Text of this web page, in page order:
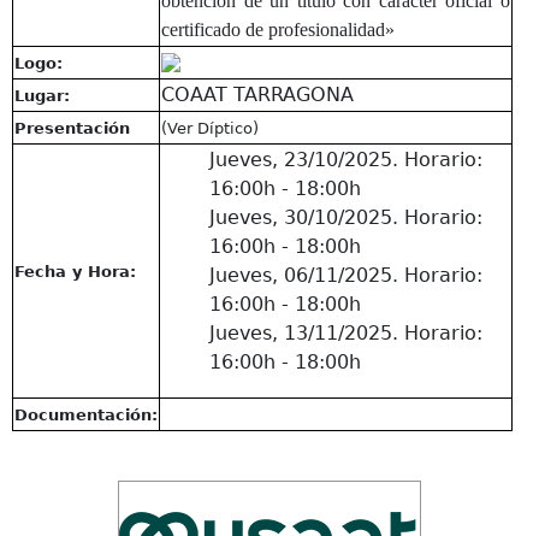
certificado de profesionalidad»
Logo:
Lugar:
COAAT TARRAGONA
Presentación (Ver Díptico)
Fecha y Hora:
Jueves, 23/10/2025. Horario:
16:00h - 18:00h
Jueves, 30/10/2025. Horario:
16:00h - 18:00h
Jueves, 06/11/2025. Horario:
16:00h - 18:00h
Jueves, 13/11/2025. Horario:
16:00h - 18:00h
Documentación: